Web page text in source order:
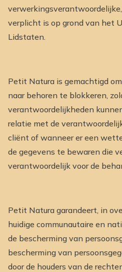
verplicht is op grond van het
Lidstaten.
Petit Natura is gemachtigd
naar behoren te blokkeren,
verantwoordelijkheden
relatie met de
cliënt of wanneer er een
de gegevens te bewaren die
verantwoordelijk voor de
Petit Natura garandeert, in
huidige communautaire en
de bescherming van
bescherming van
door de houders van de